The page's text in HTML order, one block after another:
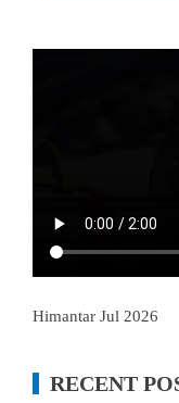
Himantar Jul 2026
RECENT